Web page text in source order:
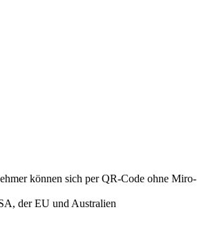
können sich per QR-Code ohne Miro-
der EU und Australien